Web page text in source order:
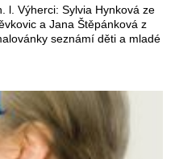
l. Výherci: Sylvia Hynková ze
a Jana Štěpánková z
seznámí děti a mladé